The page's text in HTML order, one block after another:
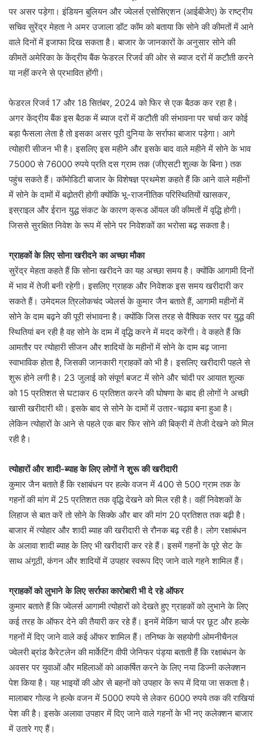
पर असर पड़ेगा। इंडियन बुलियन और ज्वेलर्स एसोसिएशन (आईबीजेए) के राष्ट्रीय
सचिव सुरेंद्र मेहता ने अमर उजाला डॉट कॉम को बताया कि सोने की कीमतों में आने
वाले दिनों में इजाफा दिख सकता है। बाजार के जानकारों के अनुसार सोने की
कीमतें अमेरिका के केंद्रीय बैंक फेडरल रिजर्व की ओर से ब्याज दरों में कटौती करने
या नहीं करने से प्रभावित होंगी।
फेडरल रिजर्व 17 और 18 सितंबर, 2024 को फिर से एक बैठक कर रहा है।
अगर केंद्रीय बैंक इस बैठक में ब्याज दरों में कटौती की संभावना पर चर्चा कर कोई
बड़ा फैसला लेता है तो इसका असर पूरी दुनिया के सर्राफा बाजार पड़ेगा। आगे
त्योहारी सीजन भी है। इसलिए इस महीने और इसके बाद वाले महीने में सोने के भाव
75000 से 76000 रुपये प्रति दस ग्राम तक (जीएसटी शुल्क के बिना ) तक
पहुंच सकते हैं। कॉमोडिटी बाजार के विशेषज्ञ प्रथमेश कहते हैं कि आने वाले महीनों
में सोने के दामों में बढ़ोतरी होगी क्योंकि भू-राजनीतिक परिस्थितियों खासकर,
इस्राइल और ईरान युद्ध संकट के कारण क्रूड ऑयल की कीमतों में वृद्धि होगी।
जिससे सुरक्षित निवेश के रूप में सोने पर निवेशकों का भरोसा बढ़ सकता है।
ग्राहकों के लिए सोना खरीदने का अच्छा मौका
सुरेंद्र मेहता कहते हैं कि सोना खरीदने का यह अच्छा समय है। क्योंकि आगामी दिनों
में भाव में तेजी बनी रहेगी। इसलिए ग्राहक और निवेशक इस समय खरीदारी कर
सकते हैं। उमेदमल त्रिलोकचंद ज्वेलर्स के कुमार जैन बताते हैं, आगामी महीनों में
सोने के दाम बढ़ने की पूरी संभावना है। क्योंकि जिस तरह से वैश्विक स्तर पर युद्ध की
स्थितियां बन रही है वह सोने के दाम में वृद्धि करने में मदद करेंगी। वे कहते हैं कि
आमतौर पर त्योहारी सीजन और शादियों के महीनों में सोने के दाम बढ़ जाना
स्वाभाविक होता है, जिसकी जानकारी ग्राहकों को भी है। इसलिए खरीदारी पहले से
शुरू होने लगी है। 23 जुलाई को संपूर्ण बजट में सोने और चांदी पर आयात शुल्क
को 15 प्रतिशत से घटाकर 6 प्रतिशत करने की घोषणा के बाद ही लोगों ने अच्छी
खासी खरीदारी थी। इसके बाद से सोने के दामों में उतार-चढ़ाव बना हुआ है।
लेकिन त्योहारों के आने से पहले एक बार फिर सोने की बिक्री में तेजी देखने को मिल
रही है।
त्योहारों और शादी-ब्याह के लिए लोगों ने शुरू की खरीदारी
कुमार जैन बताते हैं कि रक्षाबंधन पर हल्के वजन में 400 से 500 ग्राम तक के
गहनों की मांग में 25 प्रतिशत तक वृद्धि देखने को मिल रही है। वहीं निवेशकों के
लिहाज से बात करें तो सोने के सिक्के और बार की मांग 20 प्रतिशत तक बढ़ी है।
बाजार में त्योहार और शादी ब्याह की खरीदारी से रौनक बढ़ रही है। लोग रक्षाबंधन
के अलावा शादी ब्याह के लिए भी खरीदारी कर रहे हैं। इसमें गहनों के पूरे सेट के
साथ अंगूठी, कंगन और शादियों में उपहार स्वरूप दिए जाने वाले गहने शामिल हैं।
ग्राहकों को लुभाने के लिए सर्राफा कारोबारी भी दे रहे ऑफर
कुमार बताते हैं कि ज्वेलर्स आगामी त्योहारों को देखते हुए ग्राहकों को लुभाने के लिए
कई तरह के ऑफर देने की तैयारी कर रहे हैं। इनमें मेकिंग चार्ज पर छूट और हल्के
गहनों में दिए जाने वाले कई ऑफर शामिल हैं। तनिष्क के सहयोगी ओमनीचैनल
ज्वेलरी ब्रांड कैरेटलेन की मार्केटिंग वीपी जेनिफर पंड्या बताती हैं कि रक्षाबंधन के
अवसर पर युवाओं और महिलाओं को आकर्षित करने के लिए नया डिज्नी कलेक्शन
पेश किया है। यह भाइयों की ओर से बहनों को उपहार के रूप में दिया जा सकता है।
मालाबार गोल्ड ने हल्के वजन में 5000 रुपये से लेकर 6000 रुपये तक की राखियां
पेश की है। इसके अलावा उपहार में दिए जाने वाले गहनों के भी नए कलेक्शन बाजार
में उतारे गए हैं।